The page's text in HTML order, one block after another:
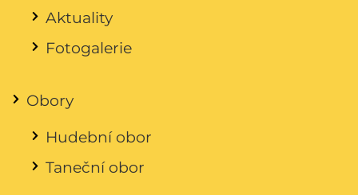
Aktuality
Fotogalerie
Obory
Hudební obor
Taneční obor